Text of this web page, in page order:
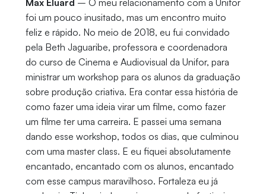
Max Eluard – O meu relacionamento com a Unifor
foi um pouco inusitado, mas um encontro muito
feliz e rápido. No meio de 2018, eu fui convidado
pela Beth Jaguaribe, professora e coordenadora
do curso de Cinema e Audiovisual da Unifor, para
ministrar um workshop para os alunos da graduação
sobre produção criativa. Era contar essa história de
como fazer uma ideia virar um filme, como fazer
um filme ter uma carreira. E passei uma semana
dando esse workshop, todos os dias, que culminou
com uma master class. E eu fiquei absolutamente
encantado, encantado com os alunos, encantado
com esse campus maravilhoso. Fortaleza eu já